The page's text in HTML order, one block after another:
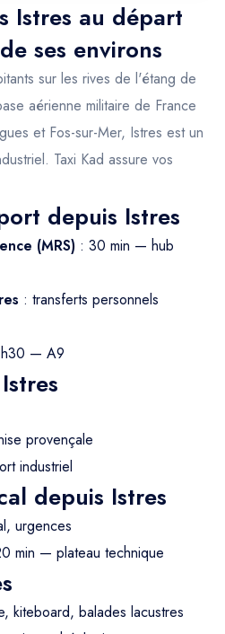
Istres au départ
ses environs
sur les rives de l'étang de
aérienne militaire de France
et Fos-sur-Mer, Istres est un
Taxi Kad assure vos
depuis Istres
(MRS) : 30 min — hub
: transferts personnels
— A9
provençale
industriel
depuis Istres
urgences
min — plateau technique
kiteboard, balades lacustres